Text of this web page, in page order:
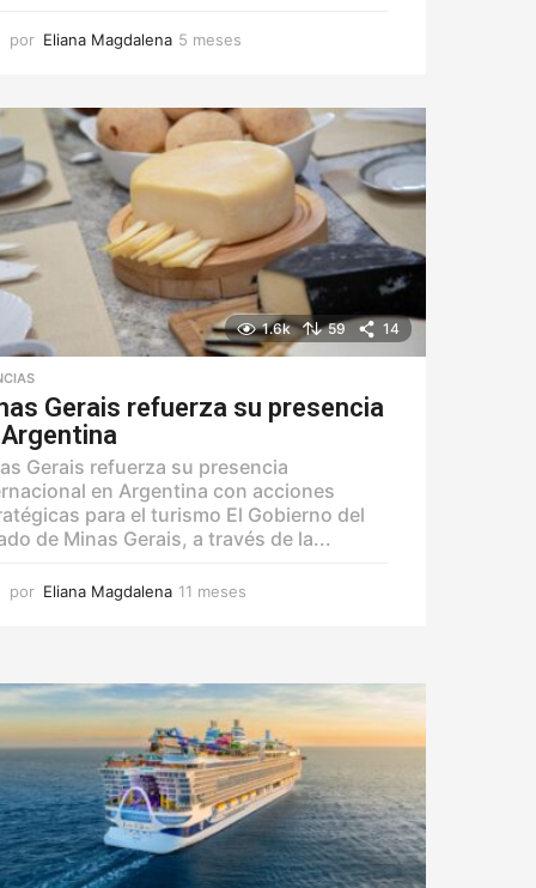
por Eliana Magdalena 5 meses
s
e
s
1.6k 59 14
Gerais refuerza su presencia
Gerais refuerza su presencia
en Argentina con acciones
para el turismo El Gobierno del
de Minas Gerais, a través de la...
por Eliana Magdalena 11 meses
s
e
s